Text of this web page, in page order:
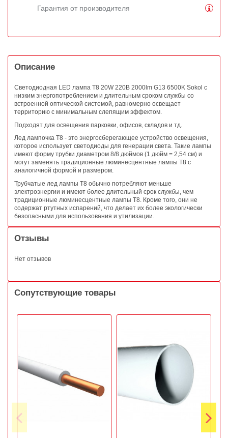
Гарантия от производителя
Описание
Светодиодная LED лампа Т8 20W 220В 2000lm G13 6500K Sokol с
низким энергопотреблением и длительным сроком службы со
встроенной оптической системой, равномерно освещает
территорию с минимальным слепящим эффектом.
Подходят для освещения парковки, офисов, складов и тд.
Лед лампочка Т8 - это энергосберегающее устройство освещения,
которое использует светодиоды для генерации света. Такие лампы
имеют форму трубки диаметром 8/8 дюймов (1 дюйм = 2,54 см) и
могут заменять традиционные люминесцентные лампы Т8 с
аналогичной формой и размером.
Трубчатые лед лампы Т8 обычно потребляют меньше
электроэнергии и имеют более длительный срок службы, чем
традиционные люминесцентные лампы Т8. Кроме того, они не
содержат ртутных испарений, что делает их более экологически
безопасными для использования и утилизации.
Отзывы
Нет отзывов
Сопутствующие товары